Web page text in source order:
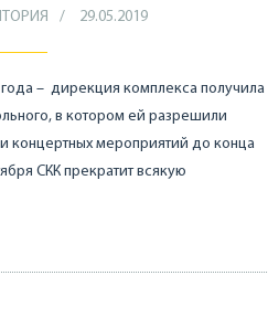
29.05.2019
– дирекция комплекса получила
в котором ей разрешили
концертных мероприятий до конца
СКК прекратит всякую